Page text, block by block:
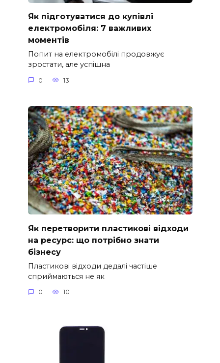
Як підготуватися до купівлі
електромобіля: 7 важливих
моментів
Попит на електромобілі продовжує
зростати, але успішна
0 13
Як перетворити пластикові відходи
на ресурс: що потрібно знати
бізнесу
Пластикові відходи дедалі частіше
сприймаються не як
0 10